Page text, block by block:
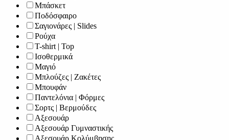
Μπάσκετ
Ποδόσφαιρο
Σαγιονάρες | Slides
Ρούχα
T-shirt | Top
Ισοθερμικά
Μαγιό
Μπλούζες | Ζακέτες
Μπουφάν
Παντελόνια | Φόρμες
Σορτς | Βερμούδες
Αξεσουάρ
Αξεσουάρ Γυμναστικής
Αξεσουάρ Κολύμβησης